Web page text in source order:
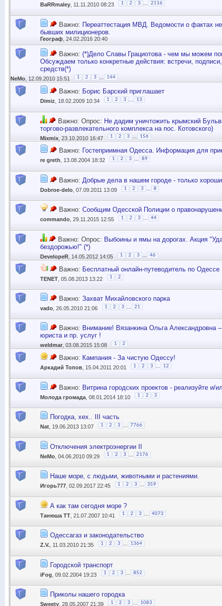
BaRRmaley , 11.11.2010 08:23 1 2 3 2116
Важно: Переаттестация МВД. Ведомости о фактах
бывших милиционеров.
Географ , 24.02.2016 20:40
Важно: (*)Дело Славы Грациотова - чем мы можем
Обсуждаем только конкретные действия: встречи,
средств(*)
NeMo , 12.09.2010 15:51 1 2 3 144
Важно: Борис Барский приглашает
Dimiz , 18.02.2009 10:34 1 2 3 13
Важно: Опрос: Не дадим уничтожить крымский
торгово-развлекательного комплекса на пос. Котовского)
Mixmix , 23.10.2010 16:47 1 2 3 156
Важно: Гостеприимная Одесса. Информация для
re greth , 13.08.2004 18:32 1 2 3 89
Важно: Добрые дела в нашем городе - только
Dobroe-delo , 07.09.2011 13:09 1 2 3 8
Важно: Сообщим Одесской Полиции о
commando , 29.11.2015 12:55 1 2 3 44
Важно: Опрос: Выбоины и ямы на дорогах. Акция
бездорожью!" (*)
DevelopeR , 14.05.2012 14:05 1 2 3 46
Важно: Бесплатный онлайн-путеводитель по Одессе
TENET , 05.08.2013 13:22 1 2
Важно: Захват Михайловского парка
vado , 26.05.2010 21:06 1 2 3 21
Важно: Внимание! Вязанкина Ольга Александровна
юриста и пр. услуг !
weldmar , 03.08.2015 15:08 1 2
Важно: Кампания - За чистую Одессу!
Аркадий Топов , 15.04.2011 20:01 1 2 3 12
Важно: Витрина городских проектов - реализуйте и/
Молода громада , 08.01.2014 18:10 1 2 3
Погодка, хех.. III часть
Nat , 19.06.2013 13:07 1 2 3 7766
Отключения электроэнергии II
NeMo , 04.06.2010 09:29 1 2 3 2176
Наше море, с людьми, животными и растениями.
Игорь777 , 02.09.2017 22:45 1 2 3 359
А как там сегодня море ?
Танюша ТТ , 21.07.2007 10:41 1 2 3 4073
Одессагаз и законодательство
Z.V. , 11.03.2010 21:35 1 2 3 1364
Городской транспорт
iFog , 09.02.2004 19:23 1 2 3 852
Приколы нашего городка
Sweety , 28.05.2007 21:39 1 2 3 1083